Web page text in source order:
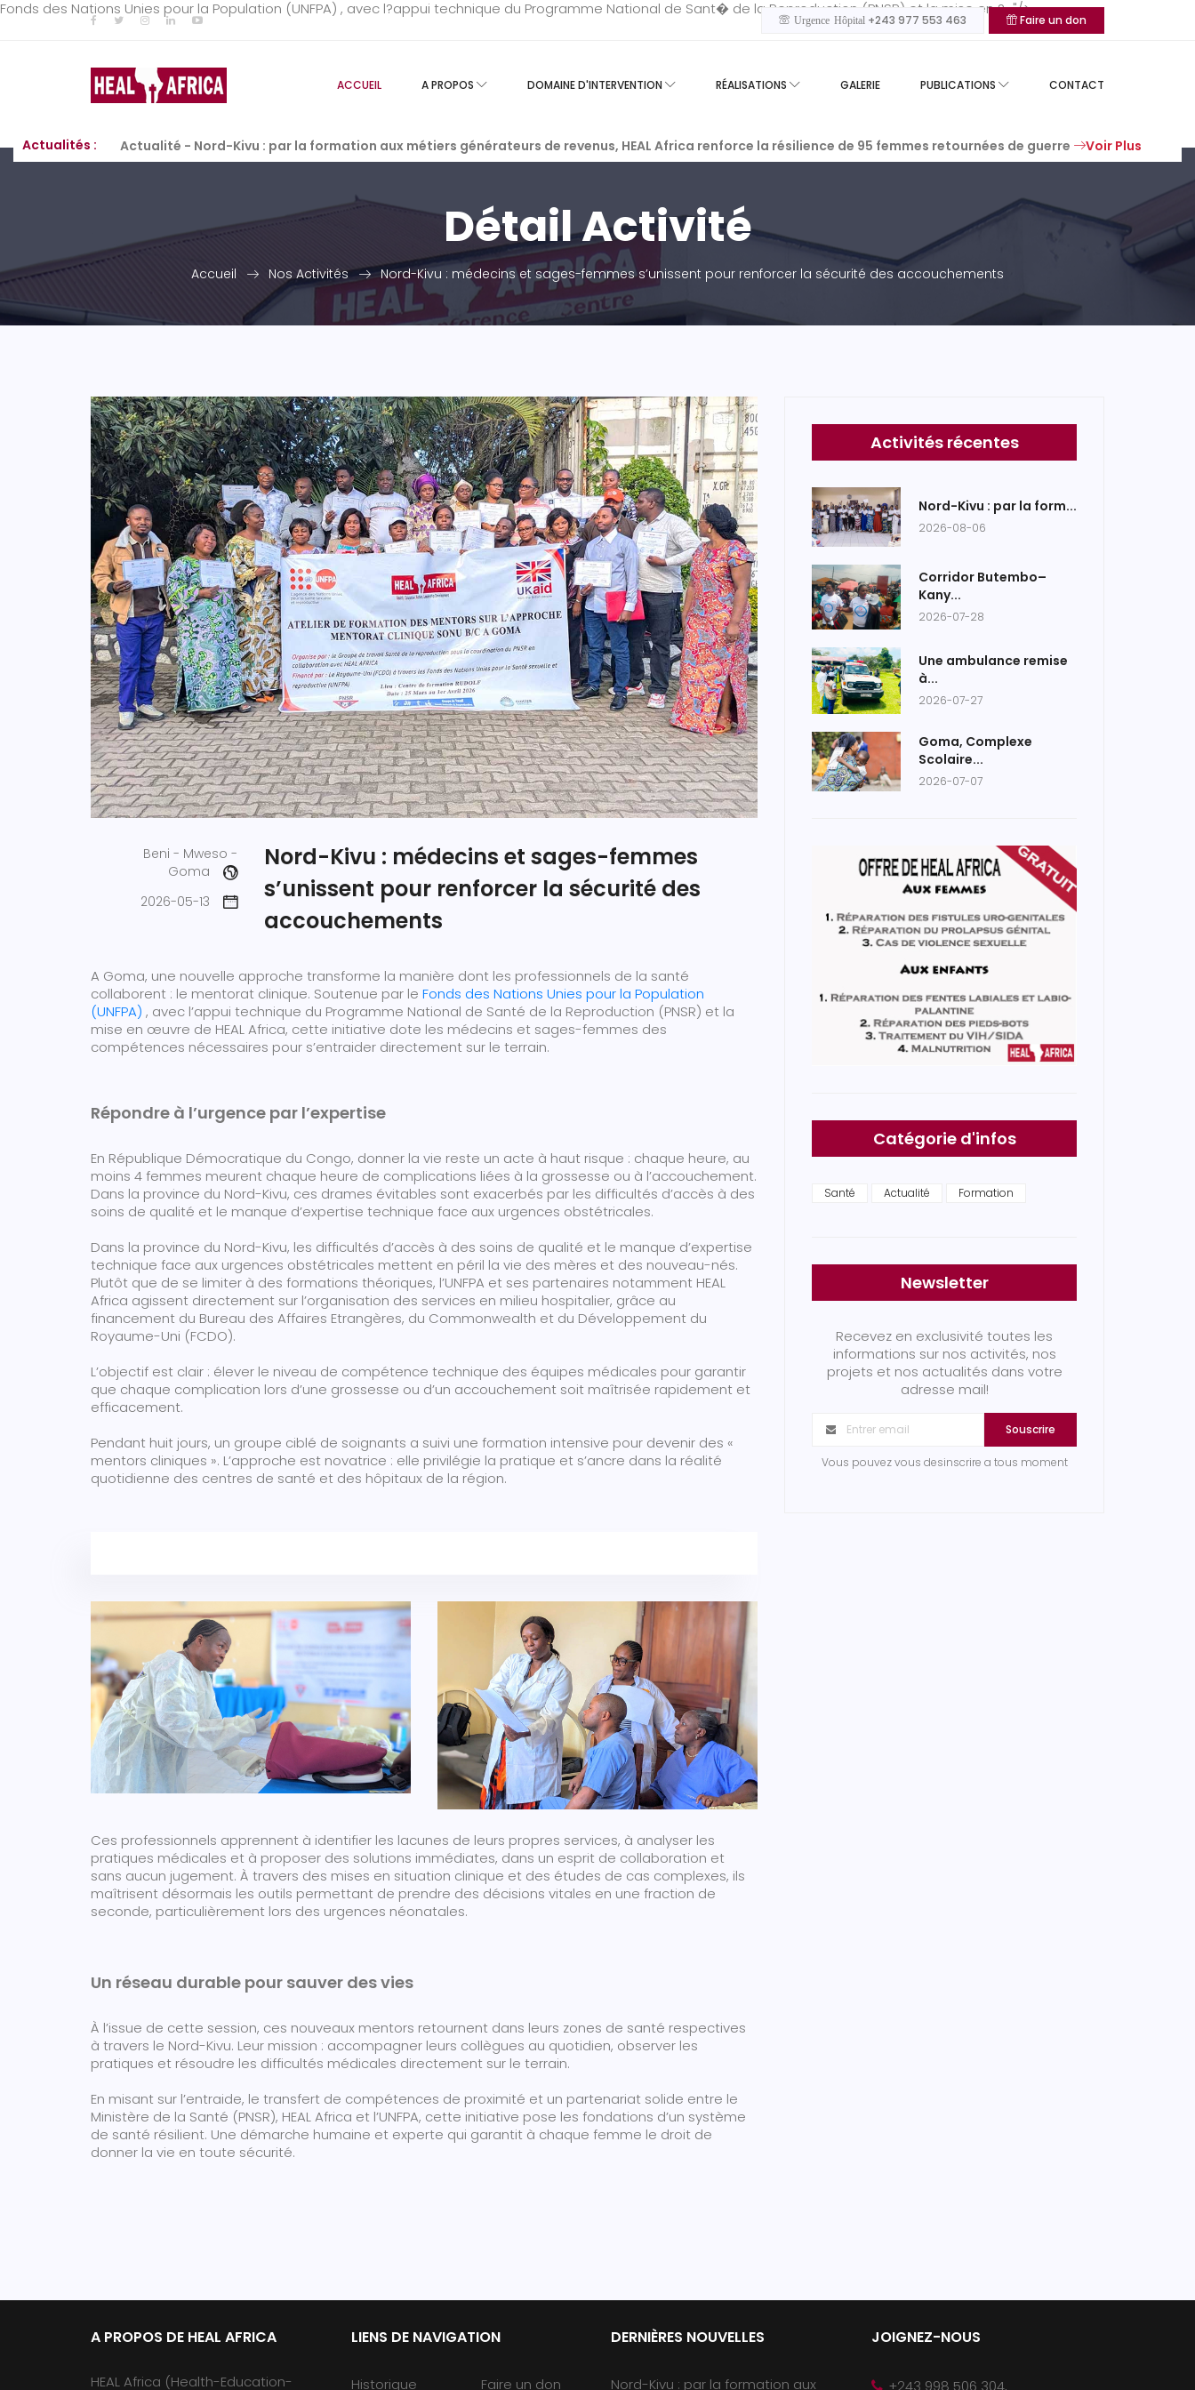
Fonds des Nations Unies pour la Population (UNFPA) , avec l?appui technique du Programme National de Sant� de la Reproduction (PNSR) et la mise en ?..."/>
Urgence Hôpital +243 977 553 463 Faire un don
ACCUEIL A PROPOS DOMAINE D'INTERVENTION RÉALISATIONS GALERIE PUBLICATIONS CONTACT
Actualités : Actualité - Nord-Kivu : par la formation aux métiers générateurs de revenus, HEAL Africa renforce la résilience de 95 femmes retournées de guerre Voir Plus
Détail Activité
Accueil Nos Activités Nord-Kivu : médecins et sages-femmes s’unissent pour renforcer la sécurité des accouchements
Beni - Mweso -
Goma
2026-05-13
Nord-Kivu : médecins et sages-femmes
s’unissent pour renforcer la sécurité des
accouchements
A Goma, une nouvelle approche transforme la manière dont les professionnels de la santé
collaborent : le mentorat clinique. Soutenue par le Fonds des Nations Unies pour la Population
(UNFPA) , avec l’appui technique du Programme National de Santé de la Reproduction (PNSR) et la
mise en œuvre de HEAL Africa, cette initiative dote les médecins et sages-femmes des
compétences nécessaires pour s’entraider directement sur le terrain.
Répondre à l’urgence par l’expertise
En République Démocratique du Congo, donner la vie reste un acte à haut risque : chaque heure, au
moins 4 femmes meurent chaque heure de complications liées à la grossesse ou à l’accouchement.
Dans la province du Nord-Kivu, ces drames évitables sont exacerbés par les difficultés d’accès à des
soins de qualité et le manque d’expertise technique face aux urgences obstétricales.
Dans la province du Nord-Kivu, les difficultés d’accès à des soins de qualité et le manque d’expertise
technique face aux urgences obstétricales mettent en péril la vie des mères et des nouveau-nés.
Plutôt que de se limiter à des formations théoriques, l’UNFPA et ses partenaires notamment HEAL
Africa agissent directement sur l’organisation des services en milieu hospitalier, grâce au
financement du Bureau des Affaires Etrangères, du Commonwealth et du Développement du
Royaume-Uni (FCDO).
L’objectif est clair : élever le niveau de compétence technique des équipes médicales pour garantir
que chaque complication lors d’une grossesse ou d’un accouchement soit maîtrisée rapidement et
efficacement.
Pendant huit jours, un groupe ciblé de soignants a suivi une formation intensive pour devenir des «
mentors cliniques ». L’approche est novatrice : elle privilégie la pratique et s’ancre dans la réalité
quotidienne des centres de santé et des hôpitaux de la région.
Ces professionnels apprennent à identifier les lacunes de leurs propres services, à analyser les
pratiques médicales et à proposer des solutions immédiates, dans un esprit de collaboration et
sans aucun jugement. À travers des mises en situation clinique et des études de cas complexes, ils
maîtrisent désormais les outils permettant de prendre des décisions vitales en une fraction de
seconde, particulièrement lors des urgences néonatales.
Un réseau durable pour sauver des vies
À l’issue de cette session, ces nouveaux mentors retournent dans leurs zones de santé respectives
à travers le Nord-Kivu. Leur mission : accompagner leurs collègues au quotidien, observer les
pratiques et résoudre les difficultés médicales directement sur le terrain.
En misant sur l’entraide, le transfert de compétences de proximité et un partenariat solide entre le
Ministère de la Santé (PNSR), HEAL Africa et l’UNFPA, cette initiative pose les fondations d’un système
de santé résilient. Une démarche humaine et experte qui garantit à chaque femme le droit de
donner la vie en toute sécurité.
Activités récentes
Nord-Kivu : par la form...
2026-08-06
Corridor Butembo–
Kany...
2026-07-28
Une ambulance remise
à...
2026-07-27
Goma, Complexe
Scolaire...
2026-07-07
Catégorie d'infos
Santé Actualité Formation
Newsletter
Recevez en exclusivité toutes les
informations sur nos activités, nos
projets et nos actualités dans votre
adresse mail!
Souscrire
Vous pouvez vous desinscrire a tous moment
A PROPOS DE HEAL AFRICA
HEAL Africa (Health-Education-
LIENS DE NAVIGATION
Historique Faire un don
DERNIÈRES NOUVELLES
Nord-Kivu : par la formation aux
JOIGNEZ-NOUS
+243 998 506 304,